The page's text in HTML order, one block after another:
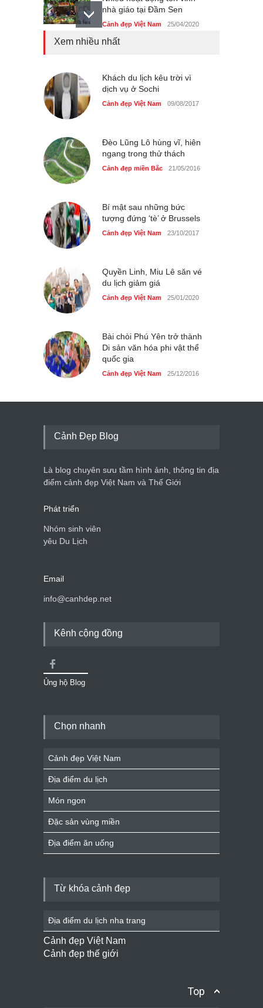
nhà giáo tại Đầm Sen
Cảnh đẹp Việt Nam 25/04/2020
Giới trẻ Hà Nội được miễn
Cảnh đẹp Việt Nam
Tam giác mạch khoe sắc
Xem nhiều nhất
Khách du lịch kêu trời vì
dịch vụ ở Sochi
Cảnh đẹp Việt Nam 09/08/2017
Đèo Lũng Lô hùng vĩ, hiên
ngang trong thử thách
Cảnh đẹp miền Bắc 21/05/2016
Bí mật sau những bức
tượng đứng ‘tè’ ở Brussels
Cảnh đẹp Việt Nam 23/10/2017
Quyền Linh, Miu Lê săn vé
du lịch giảm giá
Cảnh đẹp Việt Nam 25/01/2020
Bài chòi Phú Yên trở thành
Di sản văn hóa phi vật thể
quốc gia
Cảnh đẹp Việt Nam 25/12/2016
Cảnh Đẹp Blog
Là blog chuyên sưu tầm hình ảnh, thông tin địa
điểm cảnh đẹp Việt Nam và Thế Giới
Phát triển
Nhóm sinh viên
yêu Du Lịch
Email
info@canhdep.net
Kênh cộng đồng
Ủng hộ Blog
Chọn nhanh
Cảnh đẹp Việt Nam
Địa điểm du lịch
Món ngon
Đặc sản vùng miền
Địa điểm ăn uống
Từ khóa cảnh đẹp
Địa điểm du lịch nha trang
Cảnh đẹp Việt Nam
Cảnh đẹp thế giới
Top